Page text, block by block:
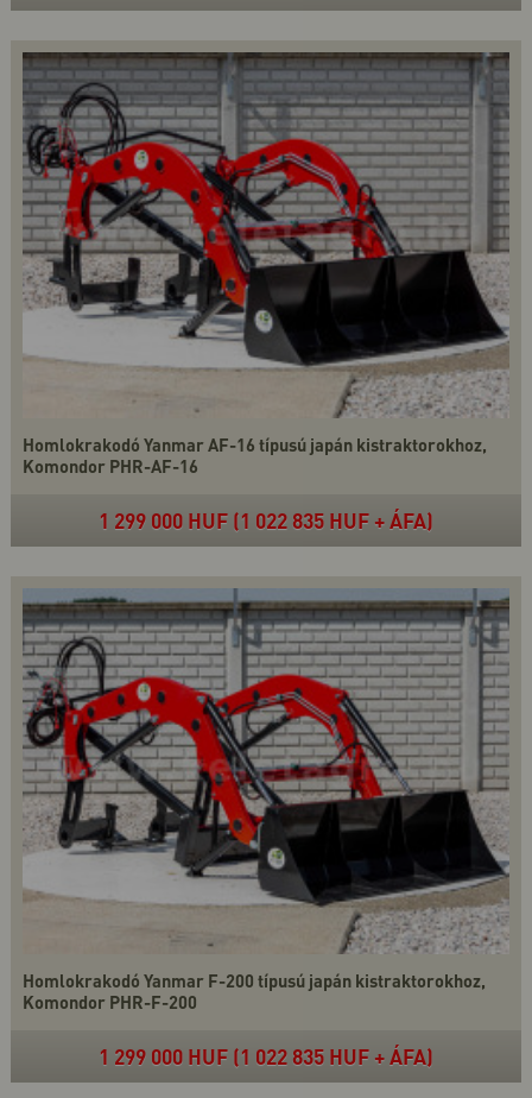
Homlokrakodó Yanmar AF-16 típusú japán kistraktorokhoz,
Komondor PHR-AF-16
1 299 000 HUF (1 022 835 HUF + ÁFA)
Homlokrakodó Yanmar F-200 típusú japán kistraktorokhoz,
Komondor PHR-F-200
1 299 000 HUF (1 022 835 HUF + ÁFA)